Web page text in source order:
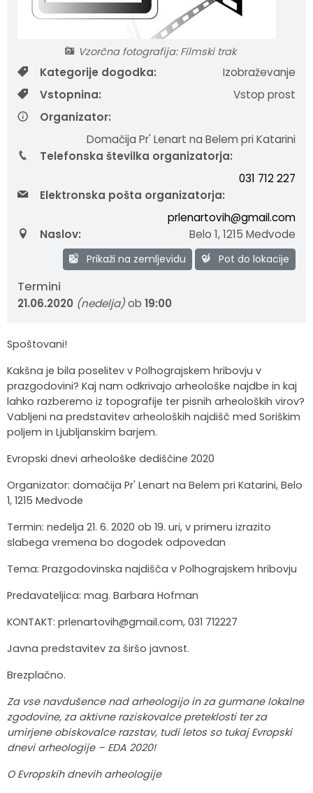
Vzorčna fotografija: Filmski trak
Kategorije dogodka:
Izobraževanje
Vstopnina:
Vstop prost
Organizator:
Domačija Pr' Lenart na Belem pri Katarini
Telefonska številka organizatorja:
031 712 227
Elektronska pošta organizatorja:
prlenartovih@gmail.com
Naslov:
Belo 1,1215 Medvode
Prikaži na zemljevidu Pot do lokacije
Termini
21.06.2020 (nedelja)ob 19:00
Spoštovani!
Kakšna je bila poselitev v Polhograjskem hribovju v
prazgodovini? Kaj nam odkrivajo arheološke najdbe in kaj
lahko razberemo iz topografije ter pisnih arheoloških virov?
Vabljeni na predstavitev arheoloških najdišč med Soriškim
poljem in Ljubljanskim barjem.
Evropski dnevi arheološke dediščine 2020
Organizator: domačija Pr' Lenart na Belem pri Katarini, Belo
1, 1215 Medvode
Termin: nedelja 21. 6. 2020 ob 19. uri, v primeru izrazito
slabega vremena bo dogodek odpovedan
Tema: Prazgodovinska najdišča v Polhograjskem hribovju
Predavateljica: mag. Barbara Hofman
KONTAKT: prlenartovih@gmail.com, 031 712227
Javna predstavitev za širšo javnost.
Brezplačno.
Za vse navdušence nad arheologijo in za gurmane lokalne
zgodovine, za aktivne raziskovalce preteklosti ter za
umirjene obiskovalce razstav, tudi letos so tukaj Evropski
dnevi arheologije – EDA 2020!
O Evropskih dnevih arheologije
Krajevne skupnosti
Gasilstvo in civilna zaščita
Občinski nagrajenci
Strateški dokumenti
Javni zavod Polhograjska graščina
Turistična taksa
Vprašajte občino
Predlagajte občini
Oskrba najdenih živali
Letovanje za starejše
Organizacije s področja socialnega varstva
Portal eUprava
Zasebni vrtci in varuhi predšolskih otrok
Merilniki hitrosti
Lokalni ponudniki hrane in izdelkov
Trajnostni razvoj turizma
Župnije
Osmrtnice
Cenik storitev
Režijski obrat
JP VOKA SNAGA